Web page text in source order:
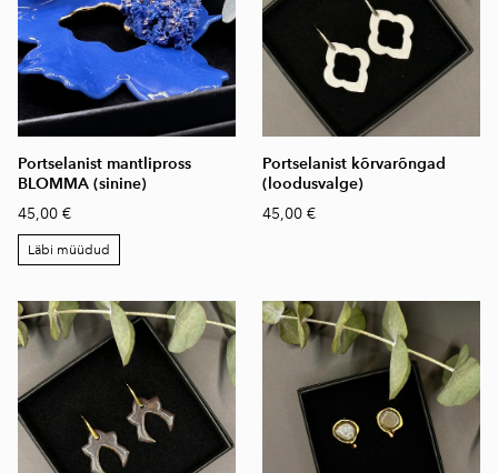
Portselanist mantlipross
BLOMMA (sinine)
45,00 €
Läbi müüdud
Portselanist kõrvarõngad
(loodusvalge)
45,00 €